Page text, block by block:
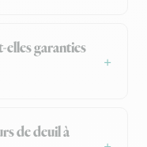
elles garanties
de deuil à